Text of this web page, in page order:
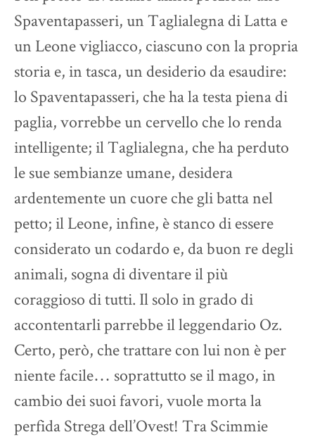
Spaventapasseri, un Taglialegna di Latta e
un Leone vigliacco, ciascuno con la propria
storia e, in tasca, un desiderio da esaudire:
lo Spaventapasseri, che ha la testa piena di
paglia, vorrebbe un cervello che lo renda
intelligente; il Taglialegna, che ha perduto
le sue sembianze umane, desidera
ardentemente un cuore che gli batta nel
petto; il Leone, infine, è stanco di essere
considerato un codardo e, da buon re degli
animali, sogna di diventare il più
coraggioso di tutti. Il solo in grado di
accontentarli parrebbe il leggendario Oz.
Certo, però, che trattare con lui non è per
niente facile… soprattutto se il mago, in
cambio dei suoi favori, vuole morta la
perfida Strega dell’Ovest! Tra Scimmie